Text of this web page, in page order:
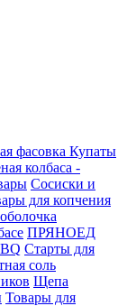
фасовка Купаты
колбаса -
Сосиски и
для копчения
ПРЯНОЕД
Старты для
соль
Щепа
Товары для